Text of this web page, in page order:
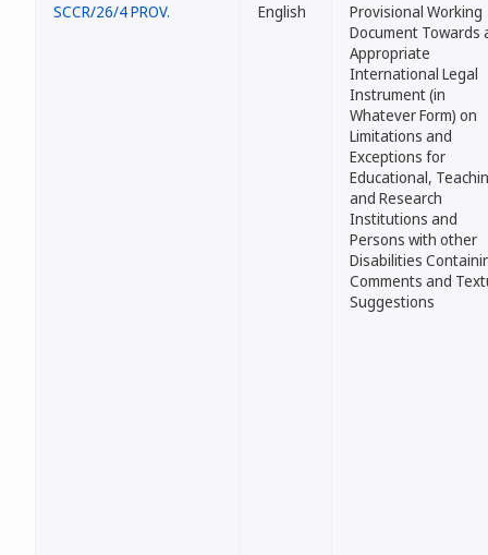
SCCR/26/4 PROV. English
Provisional Working
Document Towards
Appropriate
International Legal
Instrument (in
Whatever Form) on
Limitations and
Exceptions for
Educational,
and Research
Institutions and
Persons with other
Disabilities
Comments and
Suggestions